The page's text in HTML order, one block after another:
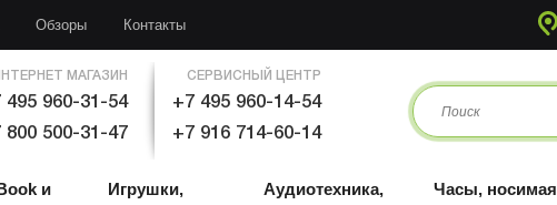
Обзоры Контакты
МАГАЗИН
495 960-31-54
800 500-31-47
СЕРВИСНЫЙ ЦЕНТР
+7 495 960-14-54
+7 916 714-60-14
и
Игрушки,
Аудиотехника,
Часы, носимая